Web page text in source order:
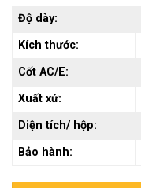
Độ dày:
Kích thước:
Cốt AC/E:
Xuất xứ:
Diện tích/ hộp:
Bảo hành: